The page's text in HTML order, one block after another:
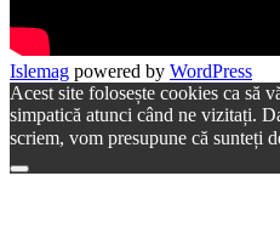
Islemag powered by WordPress
Acest site folosește cookies ca să
simpatică atunci când ne vizitați.
scriem, vom presupune că sunteți